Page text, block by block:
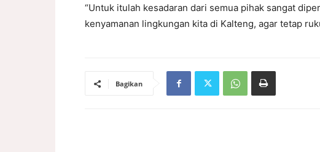
“Untuk itulah kesadaran dari semua pihak sangat
kenyamanan lingkungan kita di Kalteng, agar tetap
Bagikan